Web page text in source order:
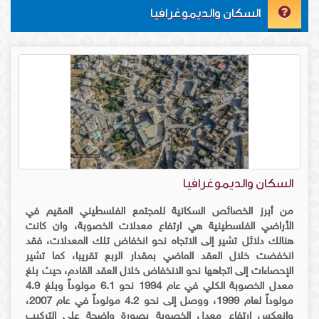
السكان والديموغرافيا
السكان والديموغرافيا
من أبرز الخصائص السكانية للمجتمع الفلسطيني المقيم في
الأراضي الفلسطينية هي ارتفاع معدلات الخصوبة، وان كانت
هنالك دلائل تشير إلى الاتجاه نحو انخفاض تلك المعدلات، فقد
انخفضت خلال العقد الماضي بمقدار الربع تقريبا، كما تشير
الإحصاءات إلى اتجاهها نحو الانخفاض خلال العقد القادم، حيث بلغ
معدل الخصوبة الكلي في عام 1994 نحو 6.1 مولوداً وبلغ 4.9
مولوداً لعام 1999، ووصل إلى نحو 4.2 مولوداً في عام 2007،
وانعكس ارتفاع معدل الخصوبة بصورة واضحة على التركيب